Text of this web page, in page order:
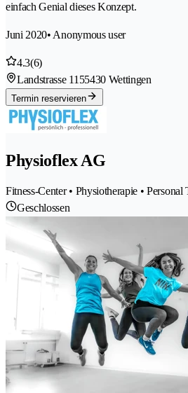
einfach Genial dieses Konzept.
Juni 2020• Anonymous user
4.3(6)
Landstrasse 1155430 Wettingen
Termin reservieren
Physioflex AG
Fitness-Center • Physiotherapie • Personal
Geschlossen